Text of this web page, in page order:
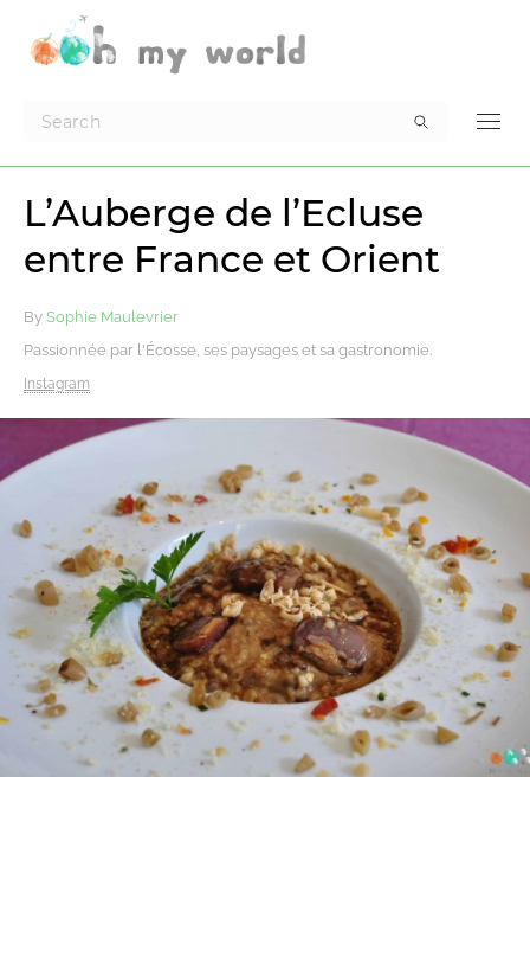
L’Auberge de l’Ecluse
entre France et Orient
By Sophie Maulevrier
Passionnée par l'Écosse, ses paysages et sa gastronomie.
Instagram